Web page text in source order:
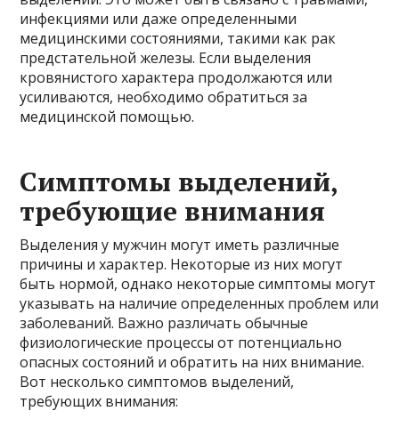
инфекциями или даже определенными
медицинскими состояниями, такими как рак
предстательной железы. Если выделения
кровянистого характера продолжаются или
усиливаются, необходимо обратиться за
медицинской помощью.
Симптомы выделений,
требующие внимания
Выделения у мужчин могут иметь различные
причины и характер. Некоторые из них могут
быть нормой, однако некоторые симптомы могут
указывать на наличие определенных проблем или
заболеваний. Важно различать обычные
физиологические процессы от потенциально
опасных состояний и обратить на них внимание.
Вот несколько симптомов выделений,
требующих внимания: